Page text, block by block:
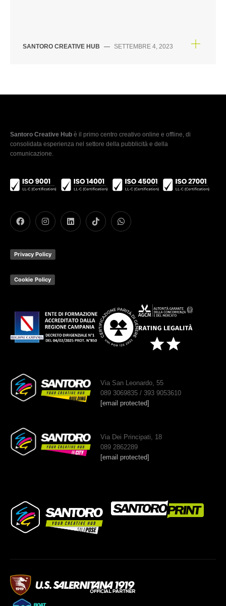
SANTORO CREATIVE HUB — SETTEMBRE 4, 2023
Santoro Creative Hub è il primo centro creativo online e offline, di
consolidata esperienza nel settore della pubblicità e della
comunicazione.
Privacy Policy
Cookie Policy
Via San Leonardo, 55
089 3069835 / 393 9053610
[email protected]
Via Dei Principati, 18
089 2862289
[email protected]